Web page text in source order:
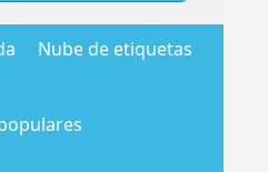
Nube de etiquetas